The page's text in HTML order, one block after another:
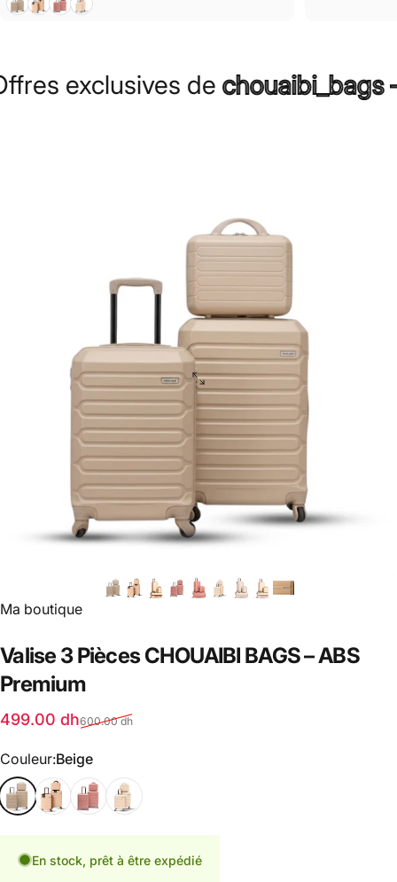
exclusives dechouaibi_bags –
Distributeur:
Ma boutique
Valise 3PiècesCHOUAIBI BAGS–ABS
Premium
Prix promotionnel
499.00 dh
Prix habituel600.00 dh
Couleur
Couleur:Beige
BeigeBeige Marron
Rose beige rose
En stock, prêt à être expédié